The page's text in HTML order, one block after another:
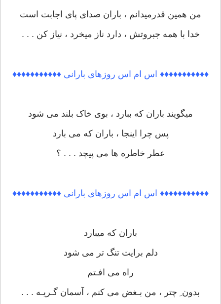
من همین قدرمیدانم ، باران صدای پای اجابت است
خدا با همه جبروتش ، دارد ناز میخرد ، نیاز کن . . .
♦♦♦♦♦♦♦♦♦♦♦ اس ام اس روزهای بارانی ♦♦♦♦♦♦♦♦♦♦♦
میگویند باران که ببارد ، بوی خاک بلند می شود
پس چرا اینجا ، باران که می بارد
عطر خاطره ها می پیچد . . . ؟
♦♦♦♦♦♦♦♦♦♦♦ اس ام اس روزهای بارانی ♦♦♦♦♦♦♦♦♦♦♦
باران که میبارد
دلم برایت تنگ تر می شود
راه می افـتم
بدون ِ چتر ، من بـغض می کنم ، آسمان گـریـه . . .